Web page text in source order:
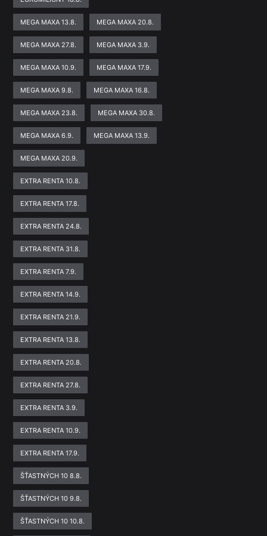
MEGA MAXA 13.8. MEGA MAXA 20.8.
MEGA MAXA 27.8. MEGA MAXA 3.9.
MEGA MAXA 10.9. MEGA MAXA 17.9.
MEGA MAXA 9.8. MEGA MAXA 16.8.
MEGA MAXA 23.8. MEGA MAXA 30.8.
MEGA MAXA 6.9. MEGA MAXA 13.9.
MEGA MAXA 20.9.
EXTRA RENTA 10.8.
EXTRA RENTA 17.8.
EXTRA RENTA 24.8.
EXTRA RENTA 31.8.
EXTRA RENTA 7.9.
EXTRA RENTA 14.9.
EXTRA RENTA 21.9.
EXTRA RENTA 13.8.
EXTRA RENTA 20.8.
EXTRA RENTA 27.8.
EXTRA RENTA 3.9.
EXTRA RENTA 10.9.
EXTRA RENTA 17.9.
ŠŤASTNÝCH 10 8.8.
ŠŤASTNÝCH 10 9.8.
ŠŤASTNÝCH 10 10.8.